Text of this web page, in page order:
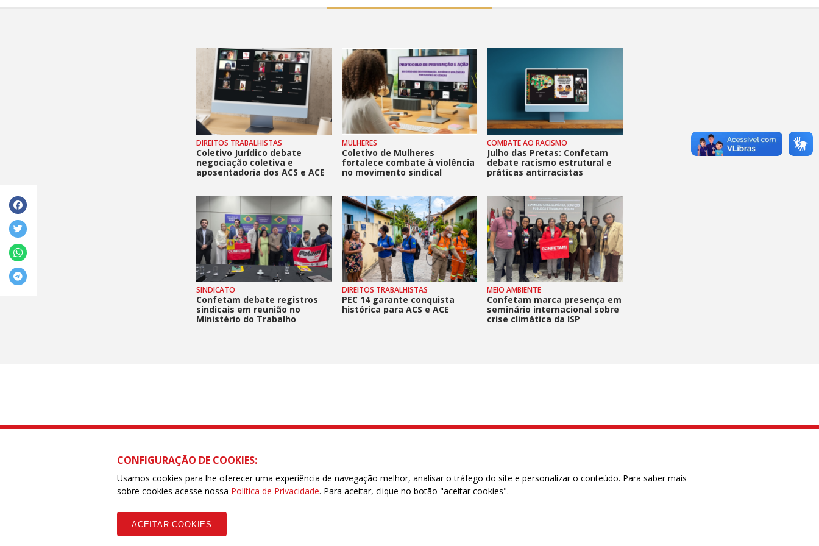
DIREITOS TRABALHISTAS
Coletivo Jurídico debate
negociação coletiva e
aposentadoria dos ACS e ACE
MULHERES
Coletivo de Mulheres
fortalece combate à violência
no movimento sindical
COMBATE AO RACISMO
Julho das Pretas: Confetam
debate racismo estrutural e
práticas antirracistas
SINDICATO
Confetam debate registros
sindicais em reunião no
Ministério do Trabalho
DIREITOS TRABALHISTAS
PEC 14 garante conquista
histórica para ACS e ACE
MEIO AMBIENTE
Confetam marca presença em
seminário internacional sobre
crise climática da ISP
CONFETAM - Confederação dos Trabalhadores no Serviço Público Municipal
SCS quadra 01, Bloco I, edifício central, 6° andar, Brasília/DF | CEP 70.034-900
Fone: (85) 99651.0039 / (61) 98545.6916
Copyleft CUT Central Única dos Trabalhadores 3.960 - Entidades Filiadas | 7.933.029 - Trabalhadores(as) Associados | 25.831.443 - Trabalhadores(as) na Base
CONFIGURAÇÃO DE COOKIES:
Usamos cookies para lhe oferecer uma experiência de navegação melhor, analisar o tráfego do site e personalizar o conteúdo. Para saber mais
sobre cookies acesse nossa Política de Privacidade. Para aceitar, clique no botão "aceitar cookies".
ACEITAR COOKIES